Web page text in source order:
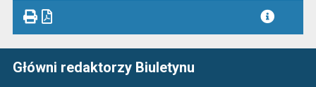
Główni redaktorzy Biuletynu